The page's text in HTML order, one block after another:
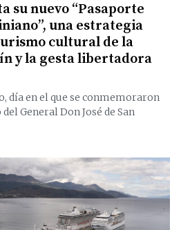
su nuevo “Pasaporte
una estrategia
cultural de la
y la gesta libertadora
día en el que se conmemoraron
General Don José de San